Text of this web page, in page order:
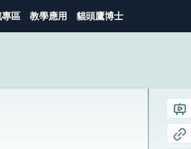
區 教學應用 貓頭鷹博士